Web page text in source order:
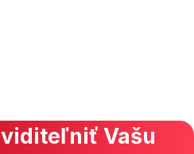
Vašu